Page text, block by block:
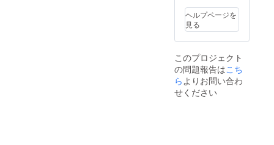
ヘルプページを
見る
このプロジェクト
の問題報告はこち
ら よりお問い合わ
せください